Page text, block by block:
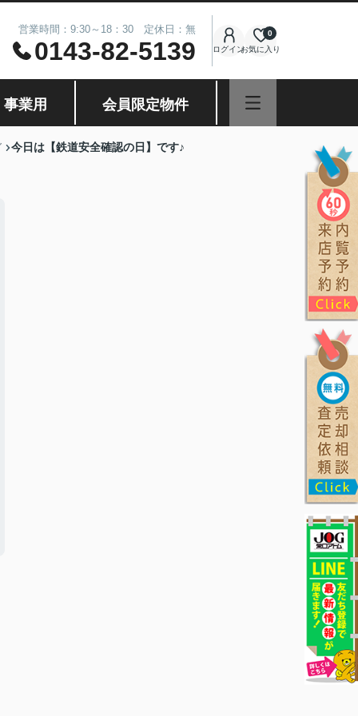
営業時間：9:30～18：30 定休日：無
0143-82-5139 ログインお気に入り
0
業用 会員限定物件
今日は【鉄道安全確認の日】です♪